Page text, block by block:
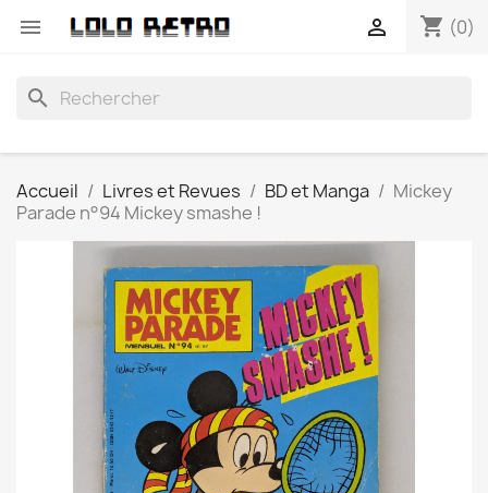
 shopping_cart (0)

search
Accueil Livres et Revues BD et Manga
Mickey
Parade n°94 Mickey smashe !